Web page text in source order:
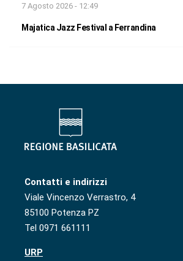
7 Agosto 2026 - 12:49
Majatica Jazz Festival a Ferrandina
Contatti e indirizzi
Viale Vincenzo Verrastro, 4
85100 Potenza PZ
Tel 0971 661111
URP